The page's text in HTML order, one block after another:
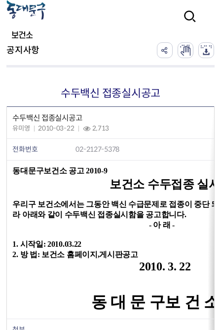
보건소
공지사항
수두백신 접종실시공고
수두백신 접종실시공고
유미영 2010-03-22 2,713
전화번호 02-2127-5378
동대문구보건소 공고 2010-9
보건소 수두접종 실시
우리구 보건소에서는 그동안 백신 수급문제로 접종이 중단
라 아래와 같이 수두백신 접종실시함을 공고합니다.
- 아 래 -
1. 시작일: 2010.03.22
2. 방 법: 보건소 홈페이지,게시판공고
2010. 3. 22
동 대 문 구보 건